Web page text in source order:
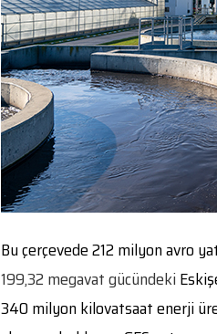
Bu çerçevede 212 milyon avro
199,32 megavatgücündeki
340 milyon kilovatsaat enerji